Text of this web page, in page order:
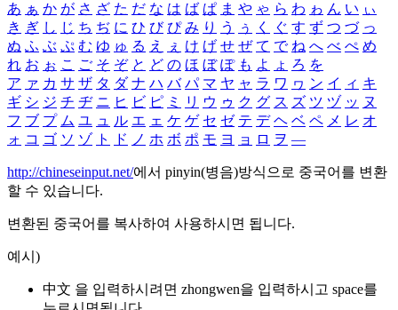
あ ぁ か が さ ざ た だ な は ば ぱ ま や ゃ ら わ ゎ ん い ぃ
き ぎ し じ ち ぢ に ひ び ぴ み り う ぅ く ぐ す ず つ づ っ
ぬ ふ ぶ ぷ む ゆ ゅ る え ぇ け げ せ ぜ て で ね へ べ ぺ め
れ お ぉ こ ご そ ぞ と ど の ほ ぼ ぽ も よ ょ ろ を
ア ァ カ サ ザ タ ダ ナ ハ バ パ マ ヤ ャ ラ ワ ヮ ン イ ィ キ
ギ シ ジ チ ヂ ニ ヒ ビ ピ ミ リ ウ ゥ ク グ ス ズ ツ ヅ ッ ヌ
フ ブ プ ム ユ ュ ル エ ェ ケ ゲ セ ゼ テ デ ヘ ベ ペ メ レ オ
ォ コ ゴ ソ ゾ ト ド ノ ホ ボ ポ モ ヨ ョ ロ ヲ ―
http://chineseinput.net/에서 pinyin(병음)방식으로 중국어를 변환
할 수 있습니다.
변환된 중국어를 복사하여 사용하시면 됩니다.
예시)
中文 을 입력하시려면 zhongwen을 입력하시고 space를